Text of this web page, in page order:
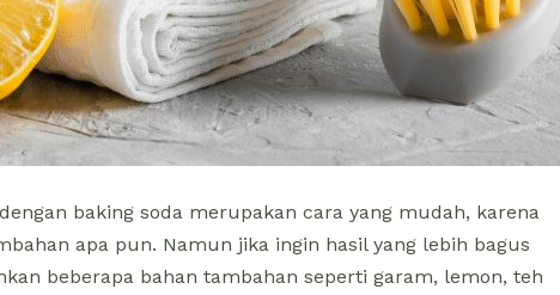
baking soda merupakan cara yang mudah, karena
apa pun. Namun jika ingin hasil yang lebih bagus
beberapa bahan tambahan seperti garam, lemon, teh